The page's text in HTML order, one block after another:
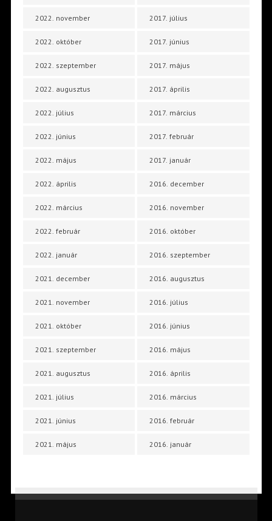
2022. november
2022. október
2022. szeptember
2022. augusztus
2022. július
2022. június
2022. május
2022. április
2022. március
2022. február
2022. január
2021. december
2021. november
2021. október
2021. szeptember
2021. augusztus
2021. július
2021. június
2021. május
2017. július
2017. június
2017. május
2017. április
2017. március
2017. február
2017. január
2016. december
2016. november
2016. október
2016. szeptember
2016. augusztus
2016. július
2016. június
2016. május
2016. április
2016. március
2016. február
2016. január